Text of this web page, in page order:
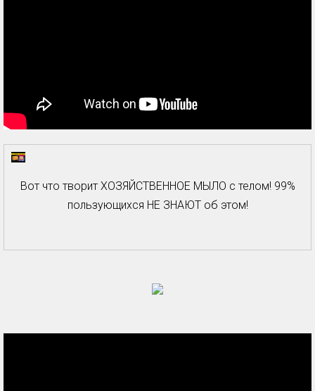
Вот что творит ХОЗЯЙСТВЕННОЕ МЫЛО с телом! 99%
пользующихся НЕ ЗНАЮТ об этом!